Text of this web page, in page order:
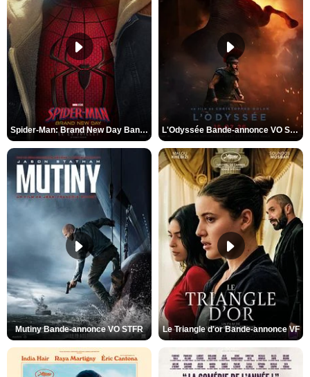
Spider-Man: Brand New Day Bande-annonce VO STFR L'Odyssée Bande-annonce VO STFR
Mutiny Bande-annonce VO STFR Le Triangle d'or Bande-annonce VF